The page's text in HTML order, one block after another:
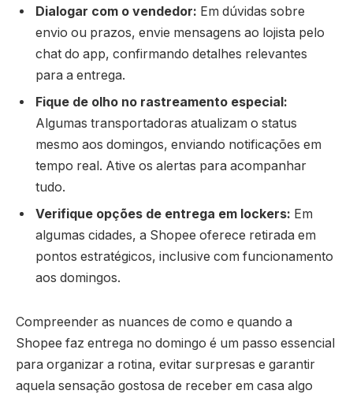
Dialogar com o vendedor: Em dúvidas sobre
envio ou prazos, envie mensagens ao lojista pelo
chat do app, confirmando detalhes relevantes
para a entrega.
Fique de olho no rastreamento especial:
Algumas transportadoras atualizam o status
mesmo aos domingos, enviando notificações em
tempo real. Ative os alertas para acompanhar
tudo.
Verifique opções de entrega em lockers: Em
algumas cidades, a Shopee oferece retirada em
pontos estratégicos, inclusive com funcionamento
aos domingos.
Compreender as nuances de como e quando a
Shopee faz entrega no domingo é um passo essencial
para organizar a rotina, evitar surpresas e garantir
aquela sensação gostosa de receber em casa algo